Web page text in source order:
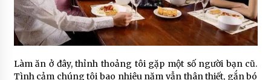
Làm ăn ở đây, thỉnh thoảng tôi gặp một số người bạn cũ.
Tình cảm chúng tôi bao nhiêu năm vẫn thân thiết, gắn bó